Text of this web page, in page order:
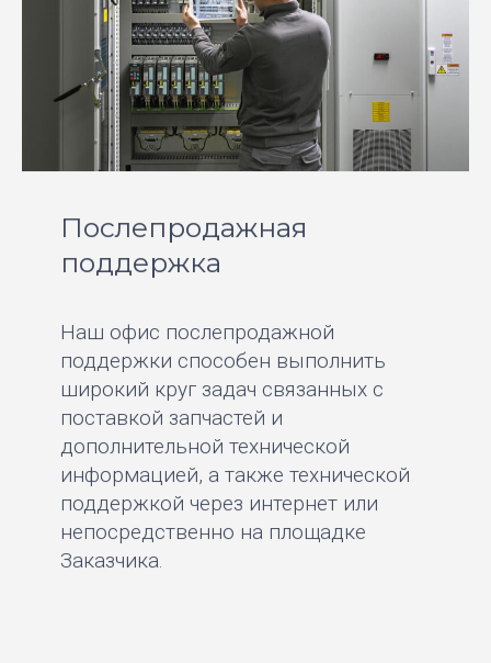
Послепродажная
поддержка
Наш офис послепродажной
поддержки способен выполнить
широкий круг задач связанных с
поставкой запчастей и
дополнительной технической
информацией, а также технической
поддержкой через интернет или
непосредственно на площадке
Заказчика.